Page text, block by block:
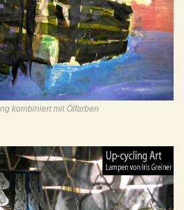
kombiniert mit Ölfarben